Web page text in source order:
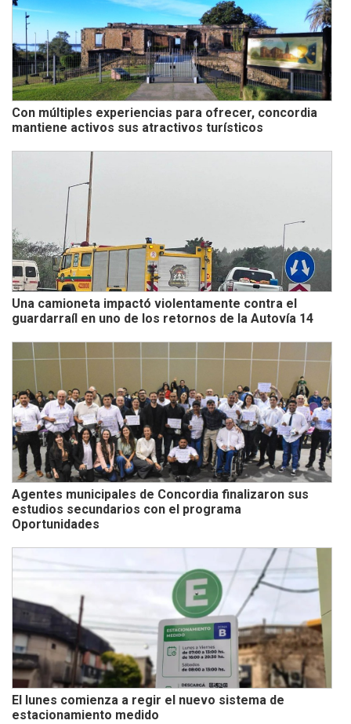
Con múltiples experiencias para ofrecer, concordia
mantiene activos sus atractivos turísticos
Una camioneta impactó violentamente contra el
guardarraíl en uno de los retornos de la Autovía 14
Agentes municipales de Concordia finalizaron sus
estudios secundarios con el programa
Oportunidades
El lunes comienza a regir el nuevo sistema de
estacionamiento medido